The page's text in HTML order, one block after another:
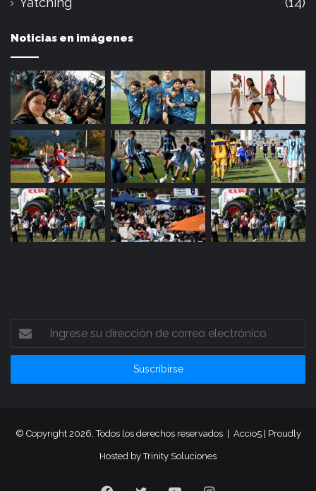
Noticias en imágenes
Ingrese
su
dirección
correo
© Copyright 2026, Todos los derechos reservados | Accio5| Proudly
Hosted byTrinity Soluciones